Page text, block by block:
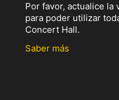
Por favor, actualice la
para poder utilizar
Concert Hall.
Saber más